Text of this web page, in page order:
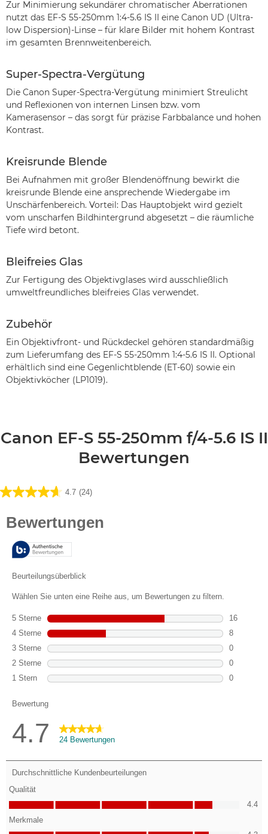
Zur Minimierung sekundärer chromatischer Aberrationen
nutzt das EF-S 55-250mm 1:4-5.6 IS II eine Canon UD (Ultra-
low Dispersion)-Linse – für klare Bilder mit hohem Kontrast
im gesamten Brennweitenbereich.
Super-Spectra-Vergütung
Die Canon Super-Spectra-Vergütung minimiert Streulicht
und Reflexionen von internen Linsen bzw. vom
Kamerasensor – das sorgt für präzise Farbbalance und hohen
Kontrast.
Kreisrunde Blende
Bei Aufnahmen mit großer Blendenöffnung bewirkt die
kreisrunde Blende eine ansprechende Wiedergabe im
Unschärfenbereich. Vorteil: Das Hauptobjekt wird gezielt
vom unscharfen Bildhintergrund abgesetzt – die räumliche
Tiefe wird betont.
Bleifreies Glas
Zur Fertigung des Objektivglases wird ausschließlich
umweltfreundliches bleifreies Glas verwendet.
Zubehör
Ein Objektivfront- und Rückdeckel gehören standardmäßig
zum Lieferumfang des EF-S 55-250mm 1:4-5.6 IS II. Optional
erhältlich sind eine Gegenlichtblende (ET-60) sowie ein
Objektivköcher (LP1019).
Canon EF-S 55-250mm f/4-5.6 IS II
Bewertungen
4.7 (24)
4.7
Bewertungen